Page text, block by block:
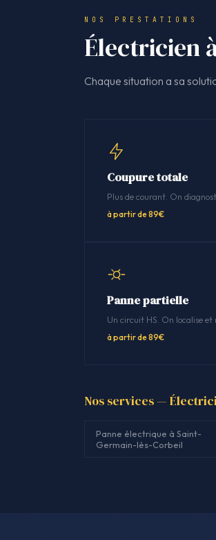
NOS PRESTATIONS
Électricien
Chaque situation a sa
Coupure totale
Plus de courant. On
à partir de 89€
Panne partielle
Un circuit HS. On localise et
à partir de 89€
Nos services —
Panne électrique à Saint-
Germain-lès-Corbeil